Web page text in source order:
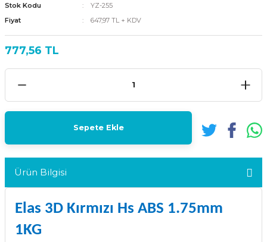
Stok Kodu
YZ-255
Fiyat
647,97 TL + KDV
777,56 TL
Sepete Ekle
Ürün Bilgisi
Elas 3D Kırmızı Hs ABS 1.75mm
1KG